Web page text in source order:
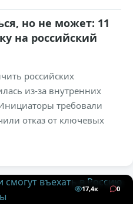
но не может: 11
на российский
российских
из-за внутренних
требовали
отказ от ключевых
17,4к 0